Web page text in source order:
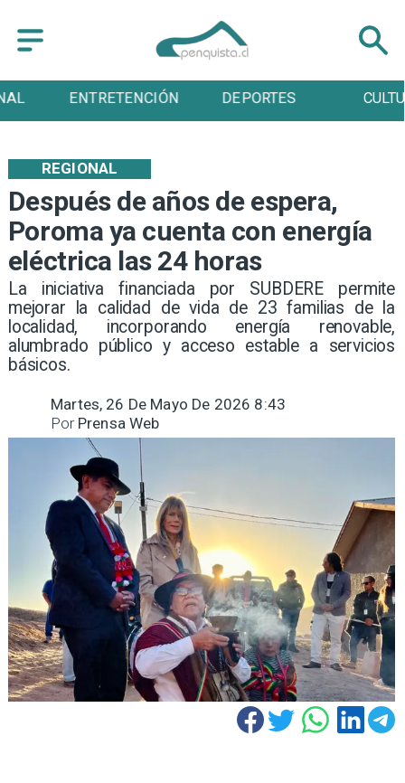
ENTRETENCIÓN DEPORTES CULTURA
Después de años de espera,
Poroma ya cuenta con energía
eléctrica las 24 horas
La iniciativa financiada por SUBDERE permite
mejorar la calidad de vida de 23 familias de la
localidad, incorporando energía renovable,
alumbrado público y acceso estable a servicios
básicos.
REGIONAL
Martes, 26 De Mayo De 2026 8:43
Prensa Web
Por